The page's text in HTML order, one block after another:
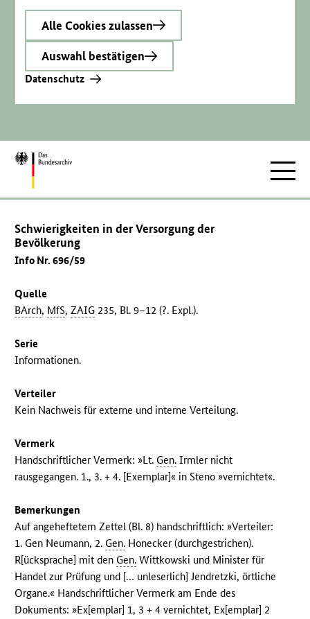
Alle Cookies zulassen
Auswahl bestätigen
Datenschutz
Zur
Schwierigkeiten in der Versorgung der
Bevölkerung
Info Nr. 696/59
Quelle
BArch, MfS,ZAIG 235, Bl. 9–12 (?. Expl.).
Serie
Informationen.
Verteiler
Kein Nachweis für externe und interne Verteilung.
Vermerk
Handschriftlicher Vermerk: »Lt. Gen. Irmler nicht
rausgegangen. 1., 3. + 4. [Exemplar]« in Steno »vernichtet«.
Bemerkungen
Auf angeheftetem Zettel (Bl. 8) handschriftlich: »Verteiler:
1. Gen Neumann, 2. Gen. Honecker (durchgestrichen).
R[ücksprache] mit den Gen. Wittkowski und Minister für
Handel zur Prüfung und [… unleserlich] Jendretzki, örtliche
Organe.« Handschriftlicher Vermerk am Ende des
Dokuments: »Ex[emplar] 1, 3 + 4 vernichtet, Ex[emplar] 2